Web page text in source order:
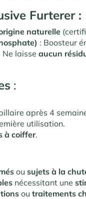
Furterer :
naturelle
: Boosteur
Ne laisseaucun
:
après 4
utilisation.
à coiffer.
ousujets à la
nécessitant une
outraitements